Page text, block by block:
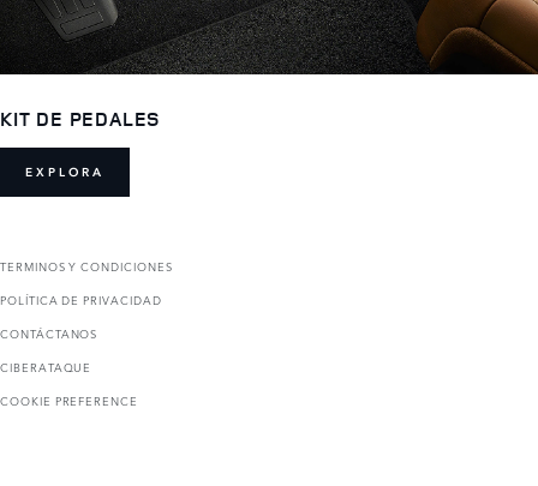
KIT DE PEDALES
EXPLORA
TERMINOS Y CONDICIONES
POLÍTICA DE PRIVACIDAD
CONTÁCTANOS
CIBERATAQUE
COOKIE PREFERENCE